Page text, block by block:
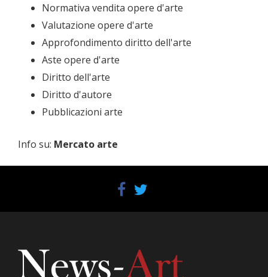
Normativa vendita opere d'arte
Valutazione opere d'arte
Approfondimento diritto dell'arte
Aste opere d'arte
Diritto dell'arte
Diritto d'autore
Pubblicazioni arte
Info su: Mercato arte